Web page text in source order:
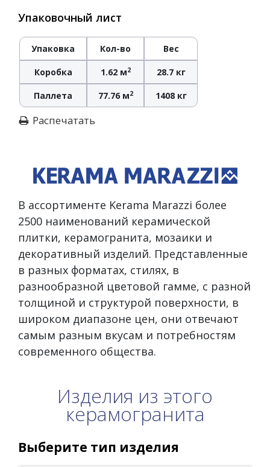
Упаковочный лист
Упаковка Кол-во Вес
Коробка 1.62 м2 28.7 кг
Паллета 77.76 м2 1408 кг
Распечатать
В ассортименте Kerama Marazzi более
2500 наименований керамической
плитки, керамогранита, мозаики и
декоративный изделий. Представленные
в разных форматах, стилях, в
разнообразной цветовой гамме, с разной
толщиной и структурой поверхности, в
широком диапазоне цен, они отвечают
самым разным вкусам и потребностям
современного общества.
Изделия из этого
керамогранита
Выберите тип изделия